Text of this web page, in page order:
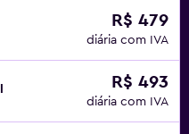
R$ 479
diária com IVA
R$ 493
diária com IVA